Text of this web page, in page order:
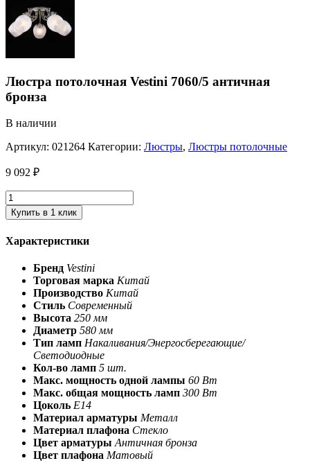
Люстра потолочная Vestini 7060/5 античная
бронза
В наличии
Артикул: 021264 Категории: Люстры, Люстры потолочные
9 092 ₽
Купить в 1 клик
Характеристики
Бренд Vestini
Торговая марка Китай
Производство Китай
Стиль Современный
Высота 250 мм
Диаметр 580 мм
Тип ламп Накаливания/Энергосберегающие/
Светодиодные
Кол-во ламп 5 шт.
Макс. мощность одной лампы 60 Вт
Макс. общая мощность ламп 300 Вт
Цоколь Е14
Материал арматуры Металл
Материал плафона Стекло
Цвет арматуры Античная бронза
Цвет плафона Матовый